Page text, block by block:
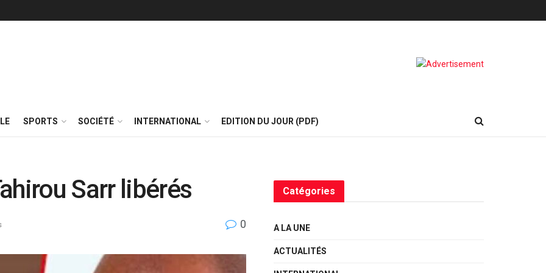
SPORTS SOCIÉTÉ INTERNATIONAL EDITION DU JOUR (PDF)
Sarr libérés
0
Catégories
A LA UNE
ACTUALITÉS